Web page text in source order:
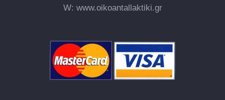
W: www.oikoantallaktiki.gr